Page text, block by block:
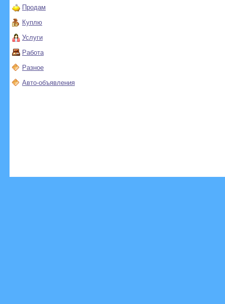
Продам
Куплю
Услуги
Работа
Разное
Авто-объявления